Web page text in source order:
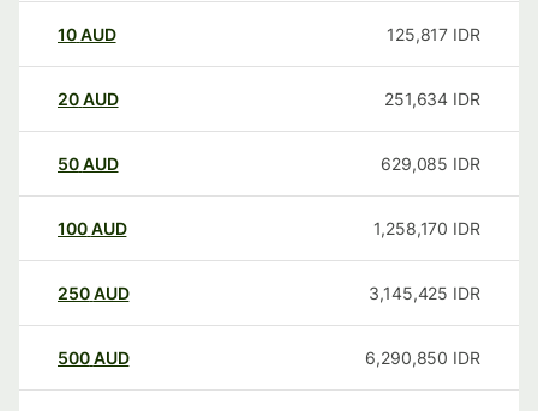
10AUD 125,817 IDR
20AUD 251,634 IDR
50AUD 629,085 IDR
100AUD 1,258,170 IDR
250AUD 3,145,425 IDR
500AUD 6,290,850 IDR